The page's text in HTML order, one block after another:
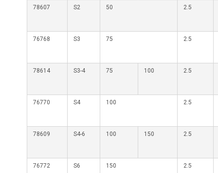
78607 S2 50 2.5
76768 S3 75 2.5
78614 S3-4 75 100 2.5
76770 S4 100 2.5
78609 S4-6 100 150 2.5
76772 S6 150 2.5